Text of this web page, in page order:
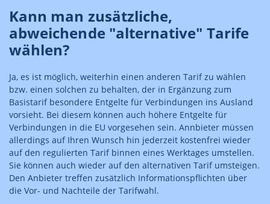
Kann man zusätzliche,
abweichende "alternative" Tarife
wählen?
Ja, es ist möglich, weiterhin einen anderen Tarif zu wählen
bzw. einen solchen zu behalten, der in Ergänzung zum
Basistarif besondere Entgelte für Verbindungen ins Ausland
vorsieht. Bei diesem können auch höhere Entgelte für
Verbindungen in die EU vorgesehen sein. Annbieter müssen
allerdings auf Ihren Wunsch hin jederzeit kostenfrei wieder
auf den regulierten Tarif binnen eines Werktages umstellen.
Sie können auch wieder auf den alternativen Tarif umsteigen.
Den Anbieter treffen zusätzlich Informationspflichten über
die Vor- und Nachteile der Tarifwahl.